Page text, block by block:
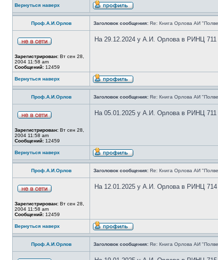
Вернуться наверх
Проф.А.И.Орлов Заголовок сообщения: Re: Книга Орлова АИ
Зарегистрирован: Вт сен 28,
2004 11:58 am
Сообщений: 12459
На 29.12.2024 у А.И. Орлова в РИНЦ 711
Вернуться наверх
Проф.А.И.Орлов Заголовок сообщения: Re: Книга Орлова АИ
Зарегистрирован: Вт сен 28,
2004 11:58 am
Сообщений: 12459
На 05.01.2025 у А.И. Орлова в РИНЦ 711
Вернуться наверх
Проф.А.И.Орлов Заголовок сообщения: Re: Книга Орлова АИ
Зарегистрирован: Вт сен 28,
2004 11:58 am
Сообщений: 12459
На 12.01.2025 у А.И. Орлова в РИНЦ 714
Вернуться наверх
Проф.А.И.Орлов Заголовок сообщения: Re: Книга Орлова АИ